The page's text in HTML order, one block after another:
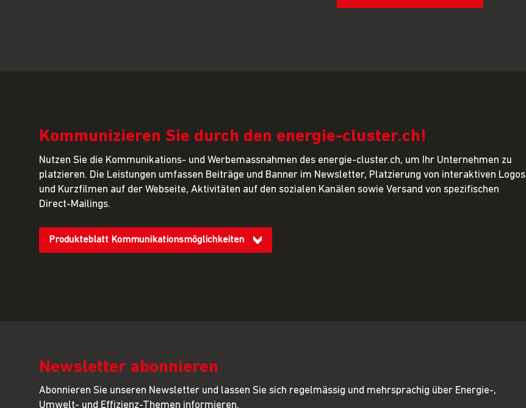
Kommunizieren Sie durch den energie-cluster.ch!
Nutzen Sie die Kommunikations- und Werbemassnahmen des energie-cluster.ch, um Ihr Unternehmen zu
platzieren. Die Leistungen umfassen Beiträge und Banner im Newsletter, Platzierung von interaktiven Logos
und Kurzfilmen auf der Webseite, Aktivitäten auf den sozialen Kanälen sowie Versand von spezifischen
Direct-Mailings.
Produkteblatt Kommunikationsmöglichkeiten
Newsletter abonnieren
Abonnieren Sie unseren Newsletter und lassen Sie sich regelmässig und mehrsprachig über Energie-,
Umwelt- und Effizienz-Themen informieren.